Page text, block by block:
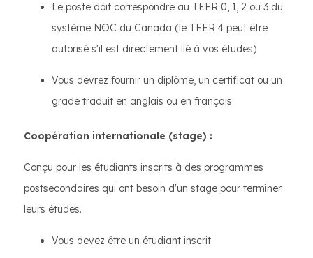
Le poste doit correspondre au TEER 0, 1, 2 ou 3 du
système NOC du Canada (le TEER 4 peut être
autorisé s'il est directement lié à vos études)
Vous devrez fournir un diplôme, un certificat ou un
grade traduit en anglais ou en français
Coopération internationale (stage) :
Conçu pour les étudiants inscrits à des programmes
postsecondaires qui ont besoin d'un stage pour terminer
leurs études.
Vous devez être un étudiant inscrit